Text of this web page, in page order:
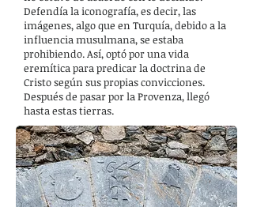
Defendía la iconografía, es decir, las
imágenes, algo que en Turquía, debido a la
influencia musulmana, se estaba
prohibiendo. Así, optó por una vida
eremítica para predicar la doctrina de
Cristo según sus propias convicciones.
Después de pasar por la Provenza, llegó
hasta estas tierras.